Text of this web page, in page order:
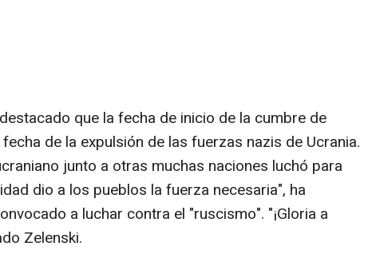
que la fecha de inicio de la cumbre de
de la expulsión de las fuerzas nazis de Ucrania.
junto a otras muchas naciones luchó para
dio a los pueblos la fuerza necesaria", ha
a luchar contra el "ruscismo". "¡Gloria a
Zelenski.